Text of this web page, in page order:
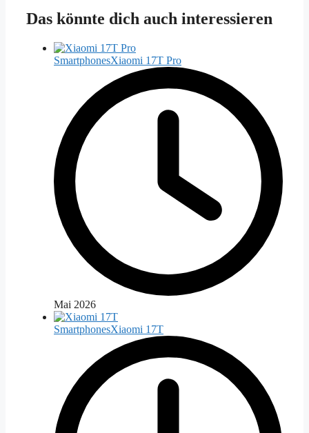
Das könnte dich auch interessieren
SmartphonesXiaomi 17T Pro
Mai 2026
SmartphonesXiaomi 17T